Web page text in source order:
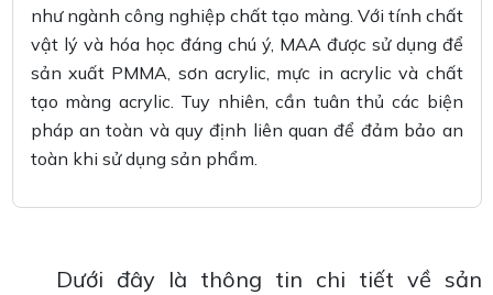
như ngành công nghiệp chất tạo màng. Với tính chất
vật lý và hóa học đáng chú ý, MAA được sử dụng để
sản xuất PMMA, sơn acrylic, mực in acrylic và chất
tạo màng acrylic. Tuy nhiên, cần tuân thủ các biện
pháp an toàn và quy định liên quan để đảm bảo an
toàn khi sử dụng sản phẩm.
Dưới đây là thông tin chi tiết về sản